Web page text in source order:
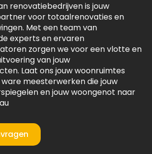
renovatiebedrijven is jouw
voor totaalrenovaties en
Met een team van
experts en ervaren
zorgen we voor een vlotte en
van jouw
Laat ons jouw woonruimtes
meesterwerken die jouw
en jouw woongenot naar